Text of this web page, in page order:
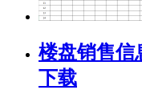
楼盘销售信
下载